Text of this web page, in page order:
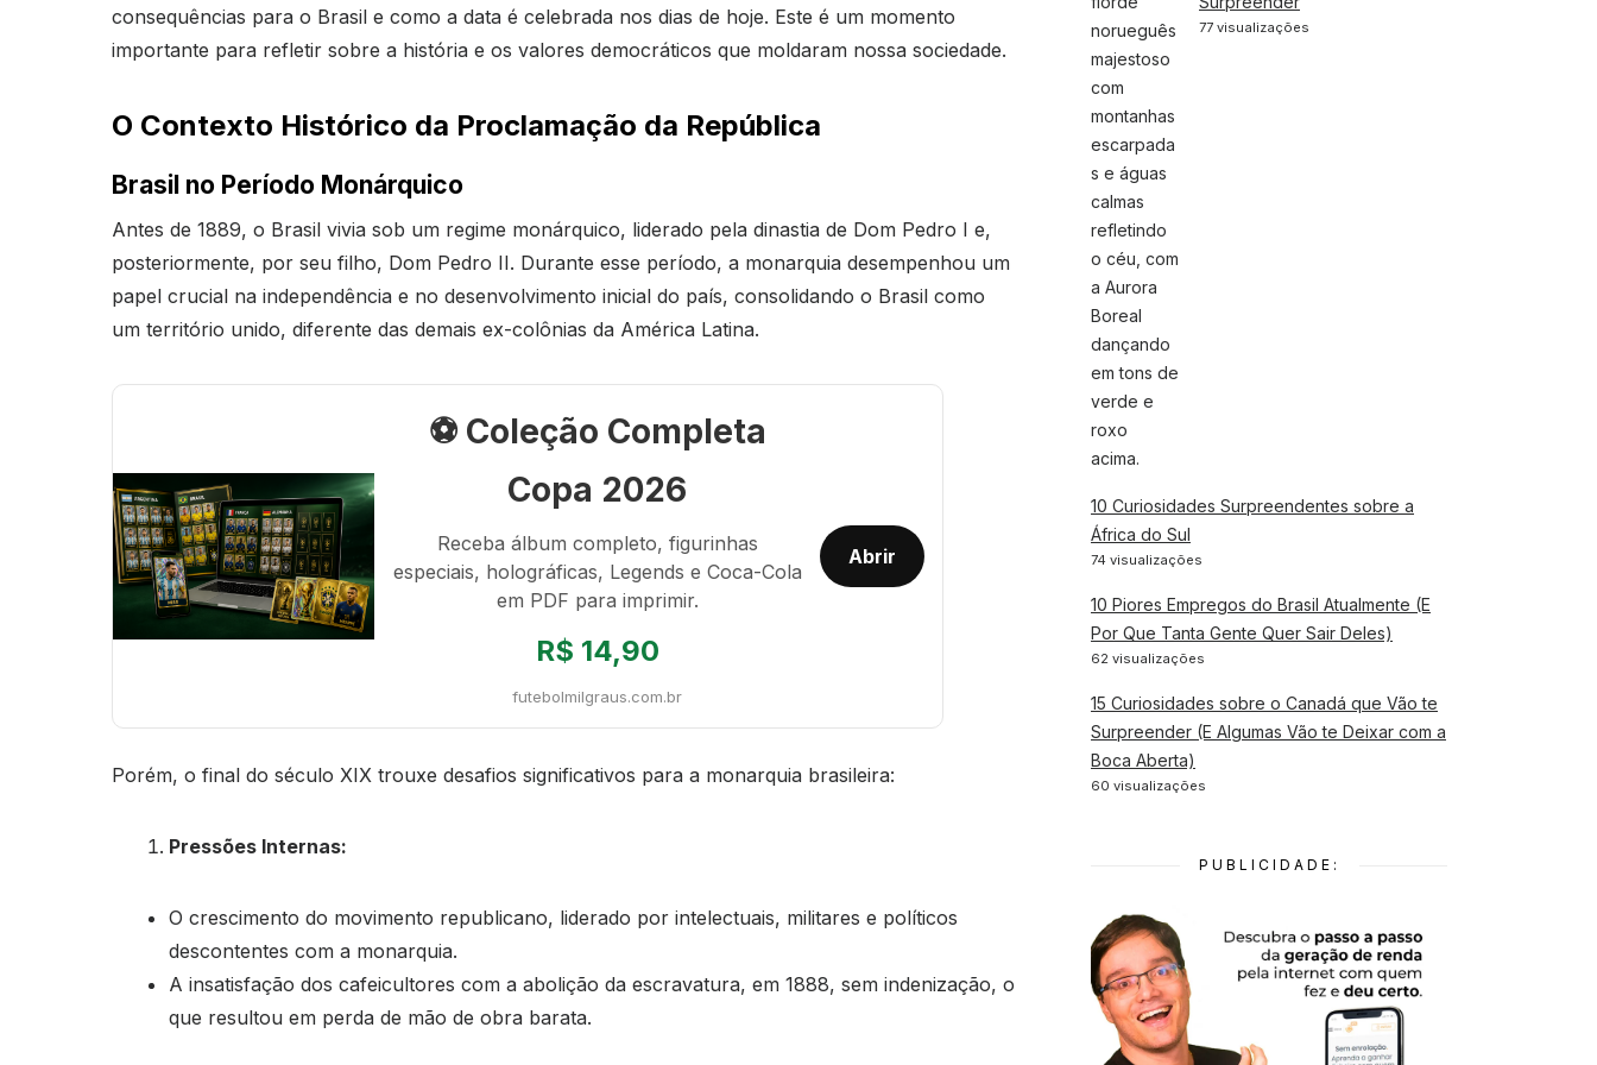
consequências para o Brasil e como a data é celebrada nos dias de hoje. Este é um momento
importante para refletir sobre a história e os valores democráticos que moldaram nossa sociedade.
O Contexto Histórico da Proclamação da República
Brasil no Período Monárquico
Antes de 1889, o Brasil vivia sob um regime monárquico, liderado pela dinastia de Dom Pedro I e,
posteriormente, por seu filho, Dom Pedro II. Durante esse período, a monarquia desempenhou um
papel crucial na independência e no desenvolvimento inicial do país, consolidando o Brasil como
um território unido, diferente das demais ex-colônias da América Latina.
⚽ Coleção Completa
Copa 2026
Receba álbum completo, figurinhas
especiais, holográficas, Legends e Coca-Cola
em PDF para imprimir.
R$ 14,90
futebolmilgraus.com.br
Abrir
Porém, o final do século XIX trouxe desafios significativos para a monarquia brasileira:
Pressões Internas:
O crescimento do movimento republicano, liderado por intelectuais, militares e políticos
descontentes com a monarquia.
A insatisfação dos cafeicultores com a abolição da escravatura, em 1888, sem indenização, o
que resultou em perda de mão de obra barata.
77 visualizações
10 Curiosidades Surpreendentes sobre a
África do Sul
74 visualizações
10 Piores Empregos do Brasil Atualmente (E
Por Que Tanta Gente Quer Sair Deles)
62 visualizações
15 Curiosidades sobre o Canadá que Vão te
Surpreender (E Algumas Vão te Deixar com a
Boca Aberta)
60 visualizações
PUBLICIDADE: